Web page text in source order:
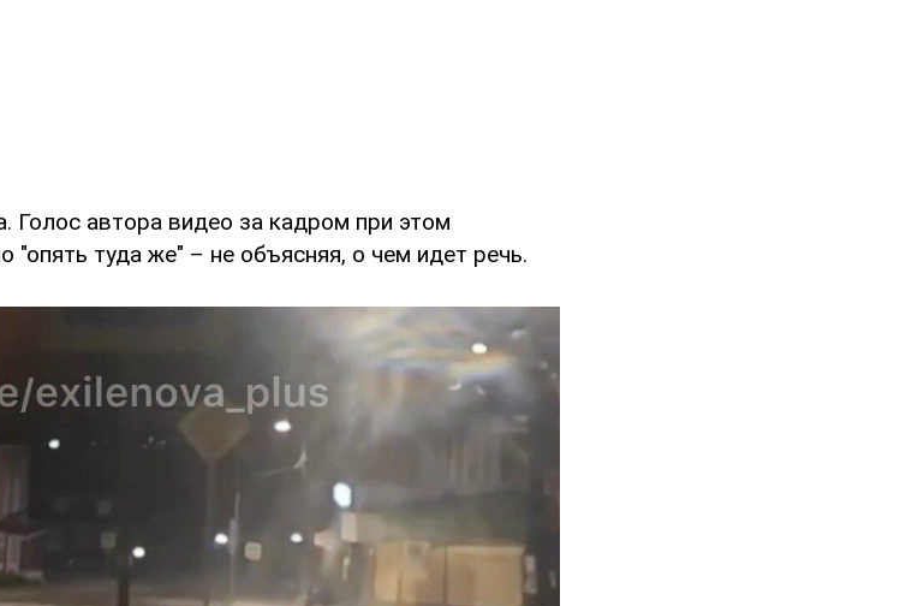
Голос автора видео за кадром при этом
"опять туда же" – не объясняя, о чем идет речь.